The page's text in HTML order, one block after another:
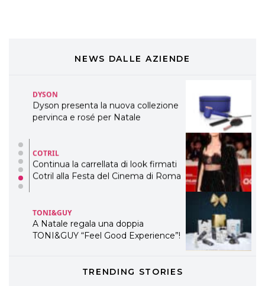
NEWS DALLE AZIENDE
WELLNESS CONGRESS 2022: I
DYSON
Dyson presenta la nuova collezione
pervinca e rosé per Natale
COTRIL
Continua la carrellata di look firmati
Cotril alla Festa del Cinema di Roma
TONI&GUY
A Natale regala una doppia
TONI&GUY “Feel Good Experience”!
LABEL.M lancia la sua innovativa ed
TRENDING STORIES